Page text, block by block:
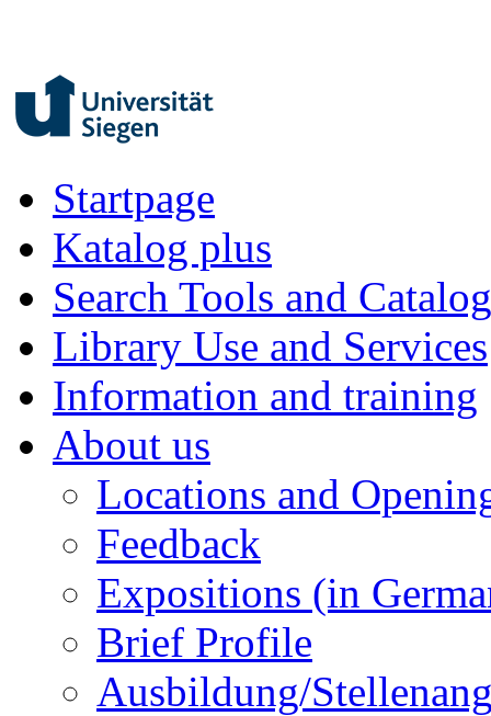
Startpage
Katalog plus
Search Tools and
Library Use and Services
Information and training
About us
Locations and
Feedback
Expositions (in
Brief Profile
Ausbildung/